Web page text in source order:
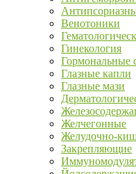
Венотоники
Гинекология
Гормональные
Глазные капли
Глазные мази
Желчегонные
Желудочно-
Закрепляющие